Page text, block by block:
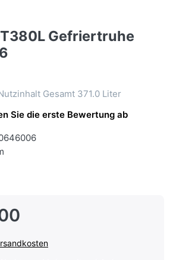
Gefriertruhe
Gesamt 371.0 Liter
Sie die erste Bewertung ab